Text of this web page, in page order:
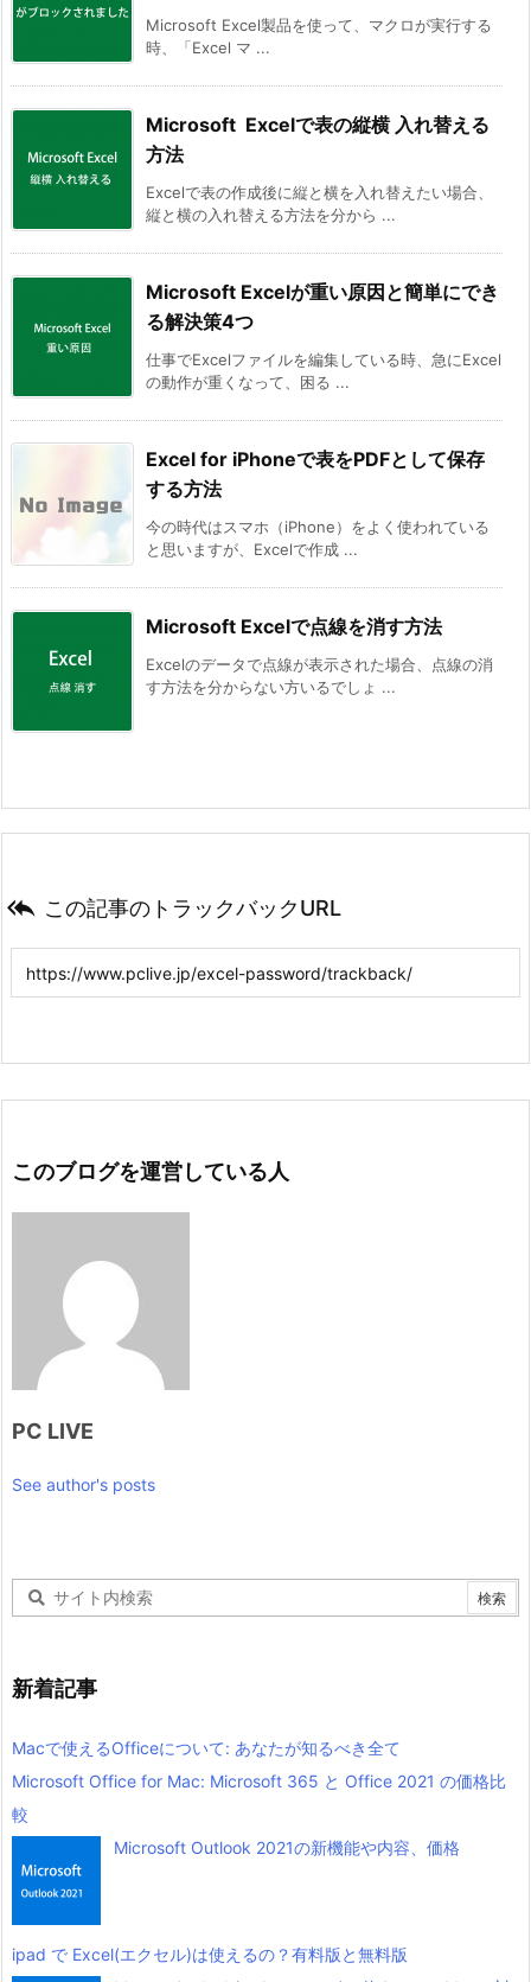
Microsoft Excel製品を使って、マクロが実行する
時、「Excel マ ...
Microsoft Excelで表の縦横 入れ替える
方法
Excelで表の作成後に縦と横を入れ替えたい場合、
縦と横の入れ替える方法を分から ...
Microsoft Excelが重い原因と簡単にでき
る解決策4つ
仕事でExcelファイルを編集している時、急にExcel
の動作が重くなって、困る ...
Excel for iPhoneで表をPDFとして保存
する方法
今の時代はスマホ（iPhone）をよく使われている
と思いますが、Excelで作成 ...
Microsoft Excelで点線を消す方法
Excelのデータで点線が表示された場合、点線の消
す方法を分からない方いるでしょ ...
 この記事のトラックバックURL
このブログを運営している人
PC LIVE
See author's posts
新着記事
Macで使えるOfficeについて: あなたが知るべき全て
Microsoft Office for Mac: Microsoft 365 と Office 2021 の価格比
較
Microsoft Outlook 2021の新機能や内容、価格
ipad で Excel(エクセル)は使えるの？有料版と無料版